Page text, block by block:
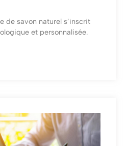
de savon naturel s’inscrit
et personnalisée.